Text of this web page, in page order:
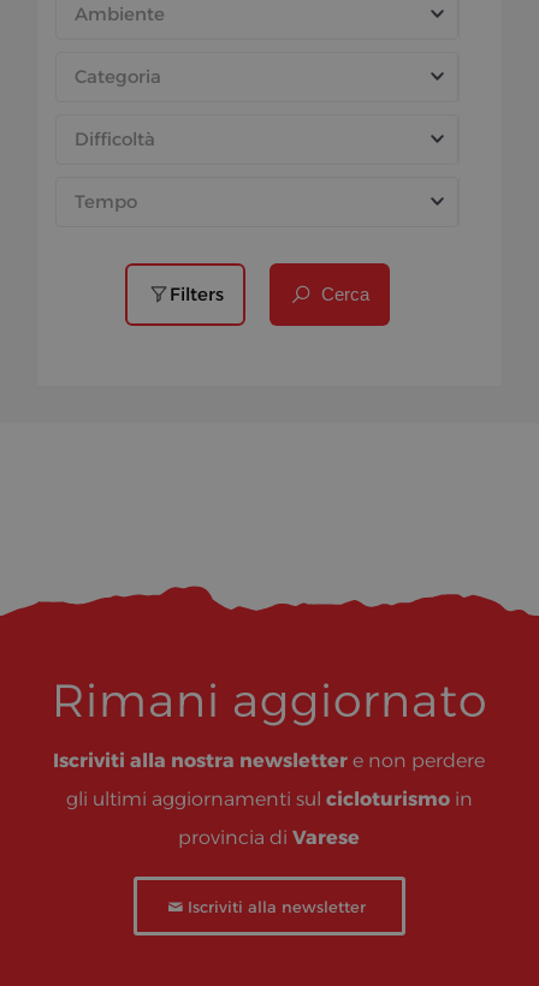
Ambiente
Categoria
Difficoltà
Tempo
Filters Cerca
Rimani aggiornato
Iscriviti alla nostra newsletter e non perdere
gli ultimi aggiornamenti sul cicloturismoin
provincia diVarese
Iscriviti alla newsletter